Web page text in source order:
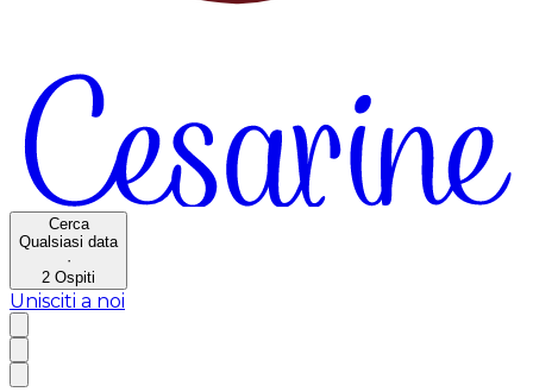
Cerca
Qualsiasi data
·
2 Ospiti
Unisciti a noi